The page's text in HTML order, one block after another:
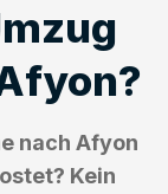
nach Afyon
Kein